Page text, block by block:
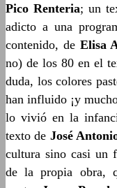
Pico Renteria; un
adicto a una
contenido, de Elisa
no) de los 80 en el
duda, los colores
han influido ¡y
lo vivió en la
texto de José
cultura sino casi un
de la propia obra,